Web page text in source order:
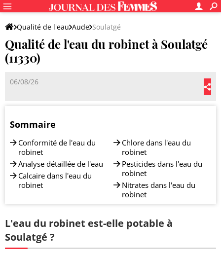
Qualité de l'eau Aude Soulatgé
Qualité de l'eau du robinet à Soulatgé
(11330)
06/08/26
Sommaire
Conformité de l'eau du
robinet
Analyse détaillée de l'eau
Calcaire dans l'eau du
robinet
Chlore dans l'eau du
robinet
Pesticides dans l'eau du
robinet
Nitrates dans l'eau du
robinet
L'eau du robinet est-elle potable à
Soulatgé ?